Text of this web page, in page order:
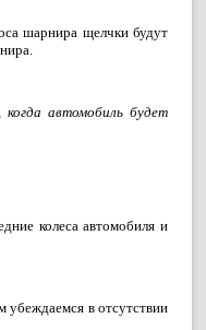
шарнира щелчки будут
автомобиль будет
колеса автомобиля и
убеждаемся в отсутствии